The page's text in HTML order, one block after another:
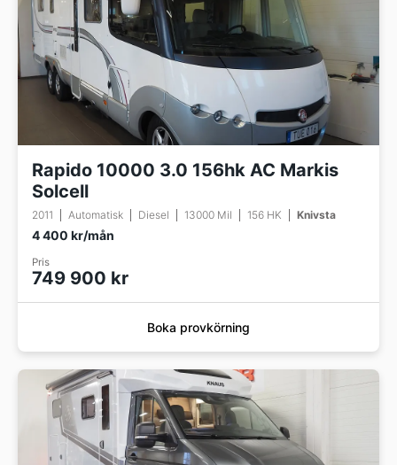
Rapido 10000 3.0 156hk AC Markis
Solcell
2011 Automatisk Diesel 13000 Mil 156 HK Knivsta
4 400 kr/mån
Pris
749 900 kr
Boka provkörning